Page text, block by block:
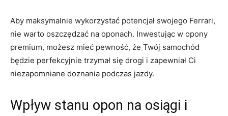
Aby maksymalnie wykorzystać potencjał swojego Ferrari,
nie warto oszczędzać na oponach. Inwestując ‌w opony
premium,‌ możesz⁣ mieć pewność, że Twój samochód
będzie perfekcyjnie trzymał się drogi i zapewniał Ci
‌niezapomniane doznania ‍podczas jazdy.
Wpływ stanu opon na osiągi i